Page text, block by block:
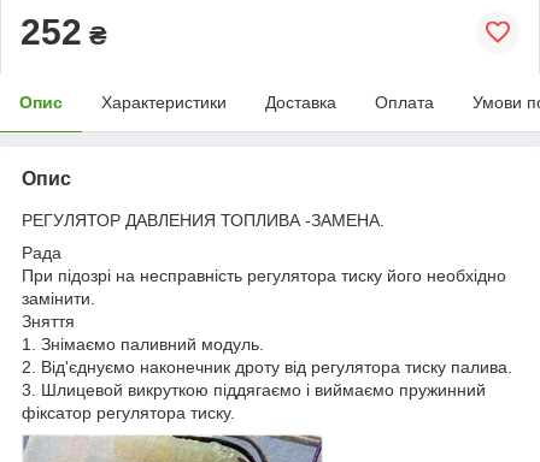
252 ₴
Опис Характеристики Доставка Оплата Умови
Опис
РЕГУЛЯТОР ДАВЛЕНИЯ ТОПЛИВА -ЗАМЕНА.
Рада
При підозрі на несправність регулятора тиску його необхідно
замінити.
Зняття
1. Знімаємо паливний модуль.
2. Від'єднуємо наконечник дроту від регулятора тиску палива.
3. Шлицевой викруткою піддягаємо і виймаємо пружинний
фіксатор регулятора тиску.